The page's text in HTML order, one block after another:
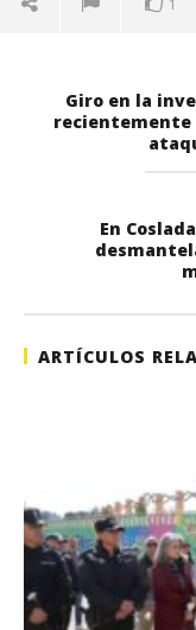
Giro en la
recientemente
En
ARTÍCULOS